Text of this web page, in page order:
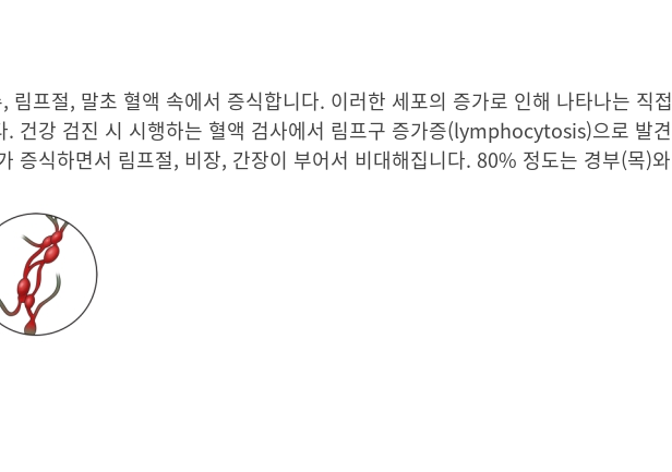
림프절, 말초 혈액 속에서 증식합니다. 이러한 세포의 증가로 인해 나타나는 직
. 건강 검진 시 시행하는 혈액 검사에서 림프구 증가증(lymphocytosis)으로 발
증식하면서 림프절, 비장, 간장이 부어서 비대해집니다. 80% 정도는 경부(목)